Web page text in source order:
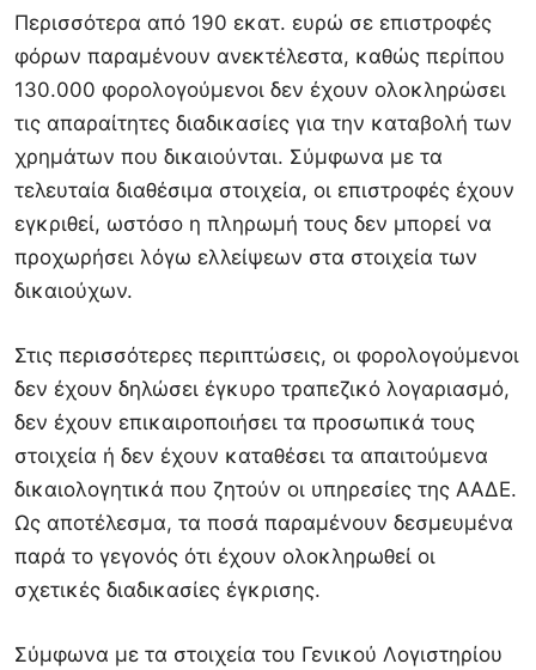
Περισσότερα από 190 εκατ. ευρώ σε επιστροφές
φόρων παραμένουν ανεκτέλεστα, καθώς περίπου
130.000 φορολογούμενοι δεν έχουν ολοκληρώσει
τις απαραίτητες διαδικασίες για την καταβολή των
χρημάτων που δικαιούνται. Σύμφωνα με τα
τελευταία διαθέσιμα στοιχεία, οι επιστροφές έχουν
εγκριθεί, ωστόσο η πληρωμή τους δεν μπορεί να
προχωρήσει λόγω ελλείψεων στα στοιχεία των
δικαιούχων.
Στις περισσότερες περιπτώσεις, οι φορολογούμενοι
δεν έχουν δηλώσει έγκυρο τραπεζικό λογαριασμό,
δεν έχουν επικαιροποιήσει τα προσωπικά τους
στοιχεία ή δεν έχουν καταθέσει τα απαιτούμενα
δικαιολογητικά που ζητούν οι υπηρεσίες της ΑΑΔΕ.
Ως αποτέλεσμα, τα ποσά παραμένουν δεσμευμένα
παρά το γεγονός ότι έχουν ολοκληρωθεί οι
σχετικές διαδικασίες έγκρισης.
Σύμφωνα με τα στοιχεία του Γενικού Λογιστηρίου